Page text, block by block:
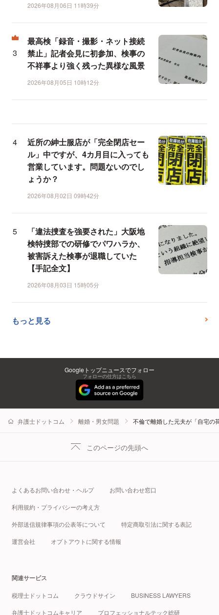
2026年08月06日 11時39分
最高検「録音・撮影・ネット接続
禁止」記者会見に初参加、検事の
不祥事より強く残った異様な風景
2026年08月05日 10時12分
近所の紳士服店が「完全閉店セー
ル」中ですが、4カ月目に入っても
営業しています。問題ないのでし
ょうか？
2026年08月02日 09時42分
「違法捜査を強要された」大阪地
検特捜部での研修でパワハラか、
被害訴えた検事が退職していた
【手記全文】
2026年08月03日 15時05分
もっと見る
Googleトップニュースでフォロー
フォローの仕方はこちら
弁護士ドットコム 離婚・男女問題 不倫で離婚した元夫が「自宅
このページの先頭へ
よくあるお問い合わせ・ヘルプ お問い合わせ窓口
利用規約・プライバシーの考え方
外部送信規律事項の公表等について 特定商取引法に関する表記
運営会社 オプトアウトに関する情報
関連サービス
税理士ドットコム クラウドサイン BUSINESS LAWYERS
弁護士ドットコムキャリア プロフェッショナルテック総研